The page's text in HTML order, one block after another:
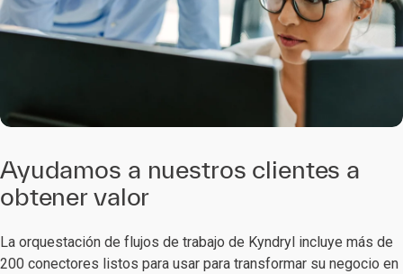
Ayudamos a nuestros clientes a
obtener valor
La orquestación de flujos de trabajo de Kyndryl incluye más de
200 conectores listos para usar para transformar su negocio en